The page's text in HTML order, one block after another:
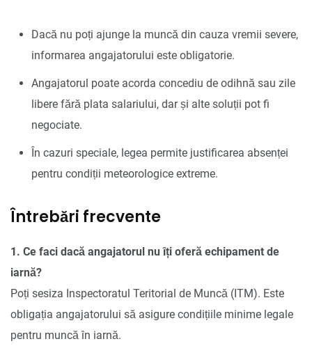
Dacă nu poți ajunge la muncă din cauza vremii severe,
informarea angajatorului este obligatorie.
Angajatorul poate acorda concediu de odihnă sau zile
libere fără plata salariului, dar și alte soluții pot fi
negociate.
În cazuri speciale, legea permite justificarea absenței
pentru condiții meteorologice extreme.
Întrebări frecvente
1. Ce faci dacă angajatorul nu îți oferă echipament de
iarnă?
Poți sesiza Inspectoratul Teritorial de Muncă (ITM). Este
obligația angajatorului să asigure condițiile minime legale
pentru muncă în iarnă.